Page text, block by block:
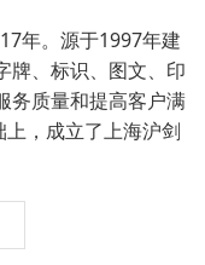
年。源于1997年建
牌、标识、图文、印
务质量和提高客户满
，成立了上海沪剑